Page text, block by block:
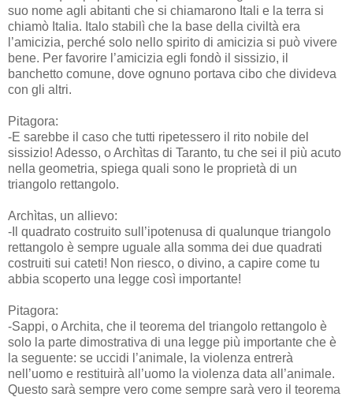
suo nome agli abitanti che si chiamarono Itali e la terra si
chiamò Italia. Italo stabilì che la base della civiltà era
l’amicizia, perché solo nello spirito di amicizia si può vivere
bene. Per favorire l’amicizia egli fondò il sissizio, il
banchetto comune, dove ognuno portava cibo che divideva
con gli altri.
Pitagora:
-E sarebbe il caso che tutti ripetessero il rito nobile del
sissizio! Adesso, o Archìtas di Taranto, tu che sei il più acuto
nella geometria, spiega quali sono le proprietà di un
triangolo rettangolo.
Archìtas, un allievo:
-Il quadrato costruito sull’ipotenusa di qualunque triangolo
rettangolo è sempre uguale alla somma dei due quadrati
costruiti sui cateti! Non riesco, o divino, a capire come tu
abbia scoperto una legge così importante!
Pitagora:
-Sappi, o Archita, che il teorema del triangolo rettangolo è
solo la parte dimostrativa di una legge più importante che è
la seguente: se uccidi l’animale, la violenza entrerà
nell’uomo e restituirà all’uomo la violenza data all’animale.
Questo sarà sempre vero come sempre sarà vero il teorema